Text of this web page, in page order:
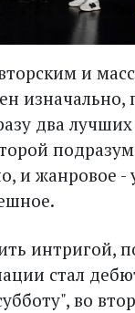
и
изначально,
два
и жанровое -
интригой,
стал
во